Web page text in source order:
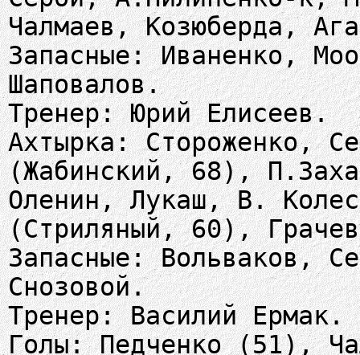
Чалмаев, Козюберда,
Запасные: Иваненко,
Шаповалов.
Тренер: Юрий Елисеев.
Ахтырка: Стороженко,
(Жабинский, 68),
Оленин, Лукаш, В.
(Стриляный, 60),
Запасные: Вольваков,
Снозовой.
Тренер: Василий Ермак.
Голы: Педченко (51),